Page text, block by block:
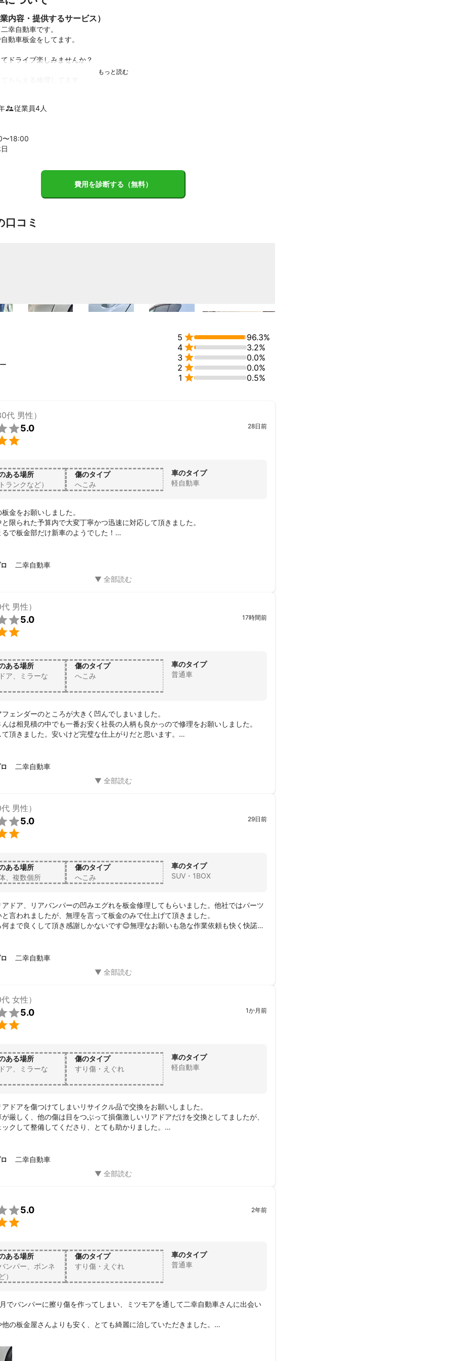
内容・提供するサービス）
幸自動車です。
動車板金をしてます。
ドライブ楽しみませんか？
したら
仕事いただいてます
従業員4人
〜18:00
費用を診断する（無料）
口コミ
5 
96.3%
4 
3.2%
3 
0.0%
2 
0.0%
1  0.5%
代 男性）
5.0 28日前
ある場所
ランクなど）
傷のタイプ
へこみ
車のタイプ
軽自動車
金をお願いしました。
限られた予算内で大変丁寧かつ迅速に対応して頂きました。
で板金部だけ新車のようでした！
二幸自動車
男性）
5.0 17時間前
ある場所
ア、ミラーな
傷のタイプ
へこみ
車のタイプ
普通車
ェンダーのところが大きく凹んでしまいました。
は相見積の中でも一番お安く社長の人柄も良かっので修理をお願いしました。
頂きました。安いけど完璧な仕上がりだと思います。
二幸自動車
男性）
5.0 29日前
ある場所
、複数個所
傷のタイプ
へこみ
車のタイプ
SUV・1BOX
ドア、リアバンパーの凹みエグれを板金修理してもらいました。他社ではパーツ
言われましたが、無理を言って板金のみで仕上げて頂きました。
まで良くして頂き感謝しかないです😊無理なお願いも急な作業依頼も快く快諾し
にお願いしてホントに良かったです。ありがとうございました！
二幸自動車
女性）
5.0 1か月前
ある場所
ア、ミラーな
傷のタイプ
すり傷・えぐれ
車のタイプ
軽自動車
ドアを傷つけてしまいリサイクル品で交換をお願いしました。
厳しく、他の傷は目をつぶって損傷激しいリアドアだけを交換としてましたが、
クして整備してくださり、とても助かりました。
二幸自動車
5.0 2年前
ある場所
ンパー、ボンネ
）
傷のタイプ
すり傷・えぐれ
車のタイプ
普通車
でバンパーに擦り傷を作ってしまい、ミツモアを通して二幸自動車さんに出会い
の板金屋さんよりも安く、とても綺麗に治していただきました。
なと感動しました。
うございました。